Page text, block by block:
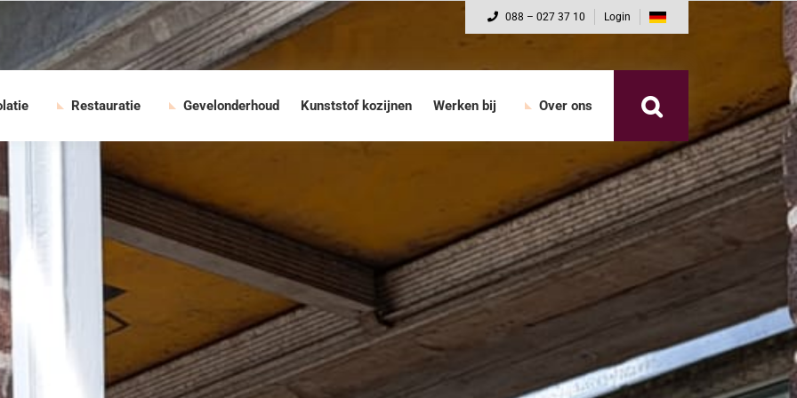
088 – 027 37 10 Login
Restauratie Gevelonderhoud Kunststof kozijnen Werken bij Over ons